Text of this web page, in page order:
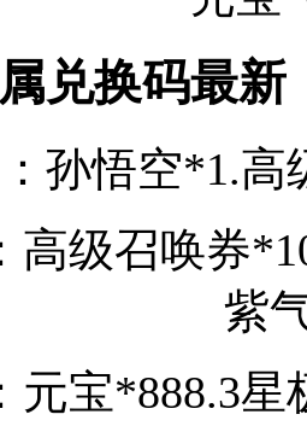
兑换码最新
：孙悟空*1.
高级召唤券
紫
元宝*888.3